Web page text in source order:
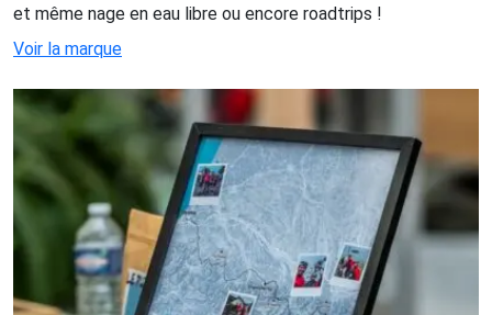
et même nage en eau libre ou encore roadtrips !
Voir la marque